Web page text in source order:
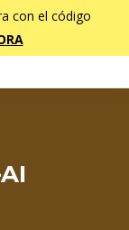
con el código